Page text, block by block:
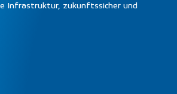
Infrastruktur, zukunftssicher und